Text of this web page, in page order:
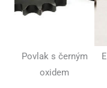
Povlak s černým
oxidem